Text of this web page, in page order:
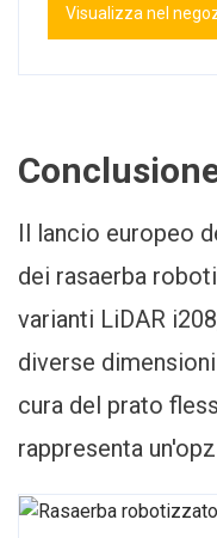
Visualizza nel
Il lancio europeo
dei rasaerba
varianti LiDAR
diverse
cura del prato
rappresenta